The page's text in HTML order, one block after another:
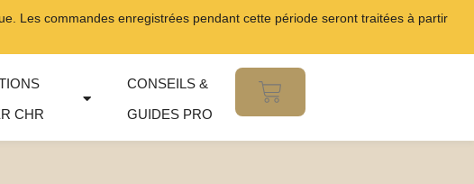
Les commandes enregistrées pendant cette période seront traitées à partir
CHR
CONSEILS &
GUIDES PRO
Panier